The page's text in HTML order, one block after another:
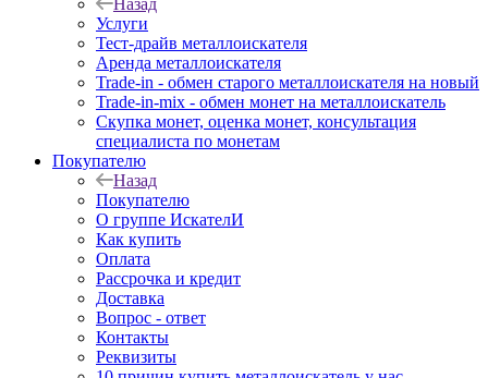
Назад
Услуги
Тест-драйв металлоискателя
Аренда металлоискателя
Trade-in - обмен старого металлоискателя на новый
Trade-in-mix - обмен монет на металлоискатель
Скупка монет, оценка монет, консультация
специалиста по монетам
Покупателю
Назад
Покупателю
О группе ИскателИ
Как купить
Оплата
Рассрочка и кредит
Доставка
Вопрос - ответ
Контакты
Реквизиты